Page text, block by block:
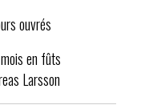
ouvrés
en fûts
Larsson